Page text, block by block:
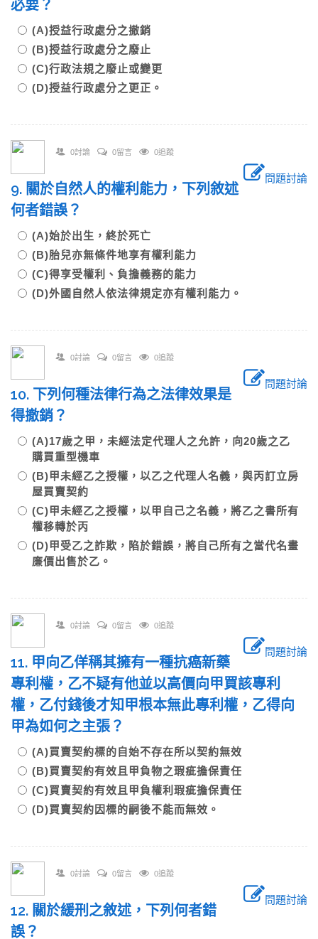
必要？
(A)授益行政處分之撤銷
(B)授益行政處分之廢止
(C)行政法規之廢止或變更
(D)授益行政處分之更正。
0討論 0留言 0追蹤
問題討論
9. 關於自然人的權利能力，下列敘述
何者錯誤？
(A)始於出生，終於死亡
(B)胎兒亦無條件地享有權利能力
(C)得享受權利、負擔義務的能力
(D)外國自然人依法律規定亦有權利能力。
0討論 0留言 0追蹤
問題討論
10. 下列何種法律行為之法律效果是
得撤銷？
(A)17歲之甲，未經法定代理人之允許，向20歲之乙
購買重型機車
(B)甲未經乙之授權，以乙之代理人名義，與丙訂立房
屋買賣契約
(C)甲未經乙之授權，以甲自己之名義，將乙之書所有
權移轉於丙
(D)甲受乙之詐欺，陷於錯誤，將自己所有之當代名畫
廉價出售於乙。
0討論 0留言 0追蹤
問題討論
11. 甲向乙佯稱其擁有一種抗癌新藥
專利權，乙不疑有他並以高價向甲買該專利
權，乙付錢後才知甲根本無此專利權，乙得向
甲為如何之主張？
(A)買賣契約標的自始不存在所以契約無效
(B)買賣契約有效且甲負物之瑕疵擔保責任
(C)買賣契約有效且甲負權利瑕疵擔保責任
(D)買賣契約因標的嗣後不能而無效。
0討論 0留言 0追蹤
問題討論
12. 關於緩刑之敘述，下列何者錯
誤？